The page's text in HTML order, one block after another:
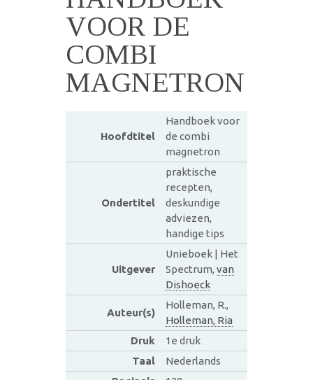
VOOR DE
COMBI
MAGNETRON
Hoofdtitel
Handboek voor
de combi
magnetron
Ondertitel
praktische
recepten,
deskundige
adviezen,
handige tips
Uitgever
Unieboek | Het
Spectrum, van
Dishoeck
Auteur(s)
Holleman, R.,
Holleman, Ria
Druk
1e druk
Taal
Nederlands